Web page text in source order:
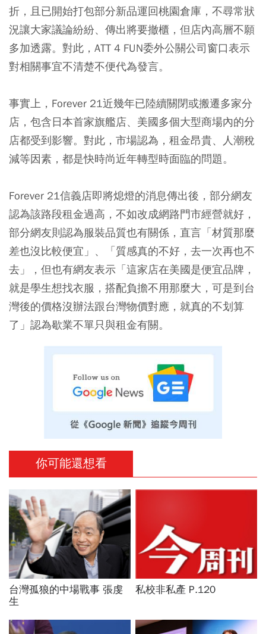
折，且已開始打包部分新品運回桃園倉庫，不尋常狀
況讓大家議論紛紛、傳出將要撤櫃，但店內高層不願
多加透露。對此，ATT 4 FUN委外公關公司窗口表示
對相關事宜不清楚不便代為發言。
事實上，Forever 21近幾年已陸續關閉或搬遷多家分
店，包含日本首家旗艦店、美國多個大型商場內的分
店都受到影響。對此，市場認為，租金昂貴、人潮稅
減等因素，都是快時尚近年轉型時面臨的問題。
Forever 21信義店即將熄燈的消息傳出後，部分網友
認為該路段租金過高，不如改成網路門市經營就好，
部分網友則認為服裝品質也有關係，直言「材質那麼
差也沒比較便宜」、「質感真的不好，去一次再也不
去」，但也有網友表示「這家店在美國是便宜品牌，
就是學生想找衣服，搭配負擔不用那麼大，可是到台
灣後的價格沒辦法跟台灣物價對應，就真的不划算
了」認為歇業不單只與租金有關。
你可能還想看
台灣孤狼的中場戰事 張虔
生
私校非私產 P.120